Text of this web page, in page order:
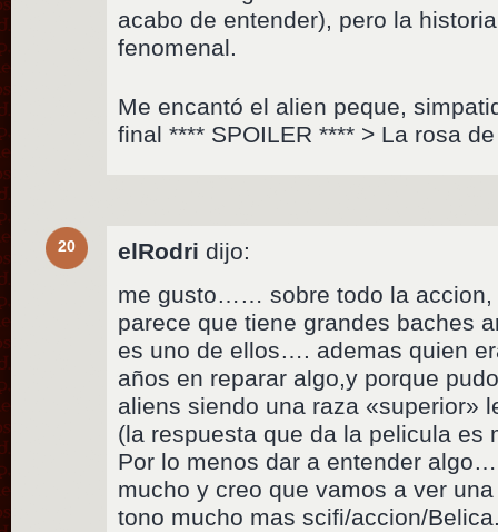
acabo de entender), pero la
fenomenal.
Me encantó el alien peque,
final **** SPOILER **** > La rosa
20 elRodri dijo:
me gusto…… sobre todo la accion,
parece que tiene grandes baches
es uno de ellos…. ademas quien
años en reparar algo,y porque
aliens siendo una raza «superior»
(la respuesta que da la pelicula es
Por lo menos dar a entender
mucho y creo que vamos a ver
tono mucho mas scifi/accion/